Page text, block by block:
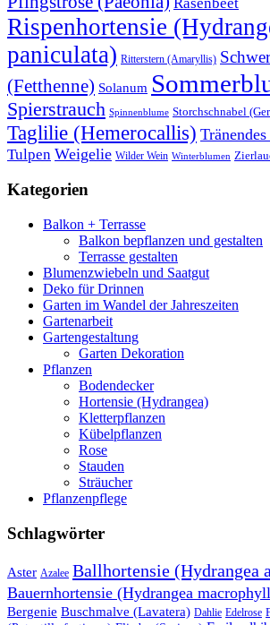
Rispenhortensie
paniculata) Ritterstern (Amaryllis)
(Fetthenne) Solanum
Spierstrauch Spinnenblume Storchschnabel
Taglilie (Hemerocallis)
Tulpen Weigelie Wilder Wein Winterblumen
Kategorien
Balkon + Terrasse
Balkon bepflanzen und gestalten
Terrasse gestalten
Blumenzwiebeln und Saatgut
Deko für Drinnen
Garten im Wandel der Jahreszeiten
Gartenarbeit
Gartengestaltung
Garten Dekoration
Pflanzen
Bodendecker
Hortensie (Hydrangea)
Kletterpflanzen
Kübelpflanzen
Rose
Stauden
Sträucher
Pflanzenpflege
Schlagwörter
Aster Azalee Ballhortensie (Hydrangea
Bauernhortensie (Hydrangea
Bergenie Buschmalve (Lavatera) Dahlie Edelrose